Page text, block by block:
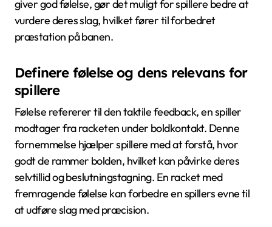
giver god følelse, gør det muligt for spillere bedre at
vurdere deres slag, hvilket fører til forbedret
præstation på banen.
Definere følelse og dens relevans for
spillere
Følelse refererer til den taktile feedback, en spiller
modtager fra racketen under boldkontakt. Denne
fornemmelse hjælper spillere med at forstå, hvor
godt de rammer bolden, hvilket kan påvirke deres
selvtillid og beslutningstagning. En racket med
fremragende følelse kan forbedre en spillers evne til
at udføre slag med præcision.